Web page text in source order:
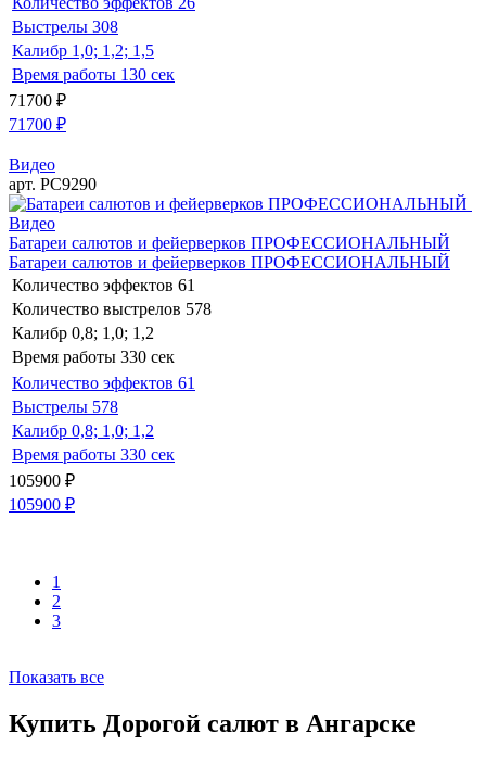
Выстрелы 308
Калибр 1,0; 1,2; 1,5
Время работы 130 сек
71700 ₽
71700 ₽
Видео
арт. РС9290
Видео
Батареи салютов и фейерверков ПРОФЕССИОНАЛЬНЫЙ
Батареи салютов и фейерверков ПРОФЕССИОНАЛЬНЫЙ
Количество эффектов 61
Количество выстрелов 578
Калибр 0,8; 1,0; 1,2
Время работы 330 сек
Количество эффектов 61
Выстрелы 578
Калибр 0,8; 1,0; 1,2
Время работы 330 сек
105900 ₽
105900 ₽
1
2
3
Показать все
Купить Дорогой салют в Ангарске